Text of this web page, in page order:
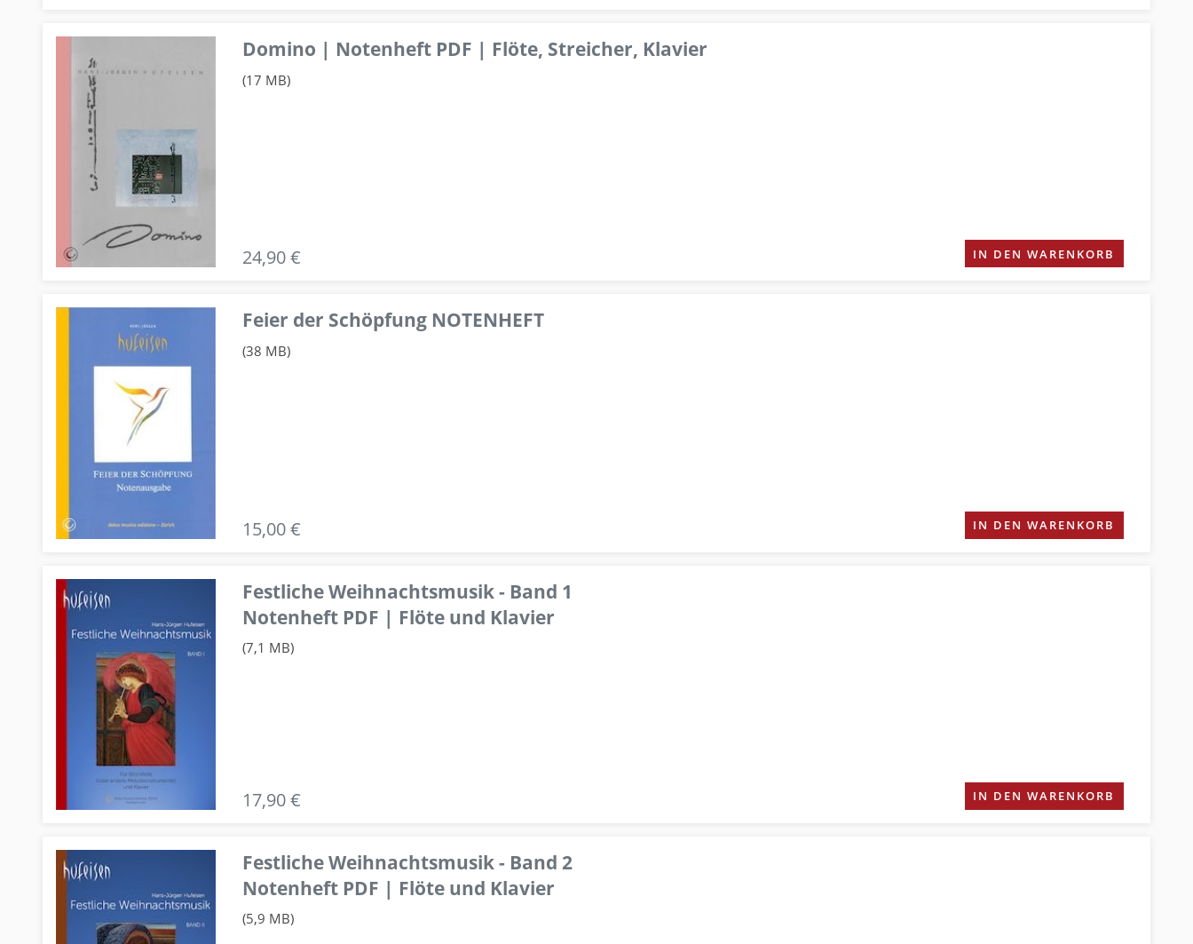
Domino | Notenheft PDF | Flöte, Streicher, Klavier
(17 MB)
24,90 € IN DEN WARENKORB
Feier der Schöpfung NOTENHEFT
(38 MB)
15,00 € IN DEN WARENKORB
Festliche Weihnachtsmusik - Band 1
Notenheft PDF | Flöte und Klavier
(7,1 MB)
17,90 € IN DEN WARENKORB
Festliche Weihnachtsmusik - Band 2
Notenheft PDF | Flöte und Klavier
(5,9 MB)